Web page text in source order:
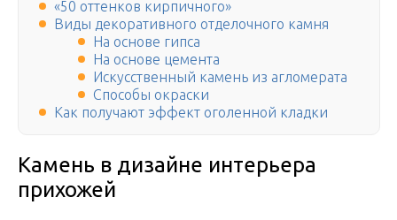
«50 оттенков кирпичного»
Виды декоративного отделочного камня
На основе гипса
На основе цемента
Искусственный камень из агломерата
Способы окраски
Как получают эффект оголенной кладки
Камень в дизайне интерьера
прихожей